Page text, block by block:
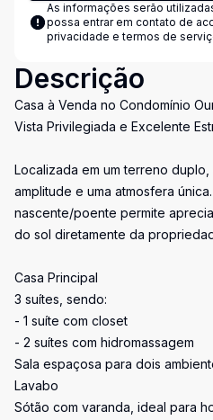
As informações serão
possa entrar em contato de
privacidade e termos de
Descrição
Casa à Venda no Condomínio
Vista Privilegiada e Excelente
Localizada em um terreno
amplitude e uma atmosfera
nascente/poente permite
do sol diretamente da
Casa Principal
3 suítes, sendo:
- 1 suíte com closet
- 2 suítes com hidromassagem
Sala espaçosa para dois
Lavabo
Sótão com varanda, ideal para